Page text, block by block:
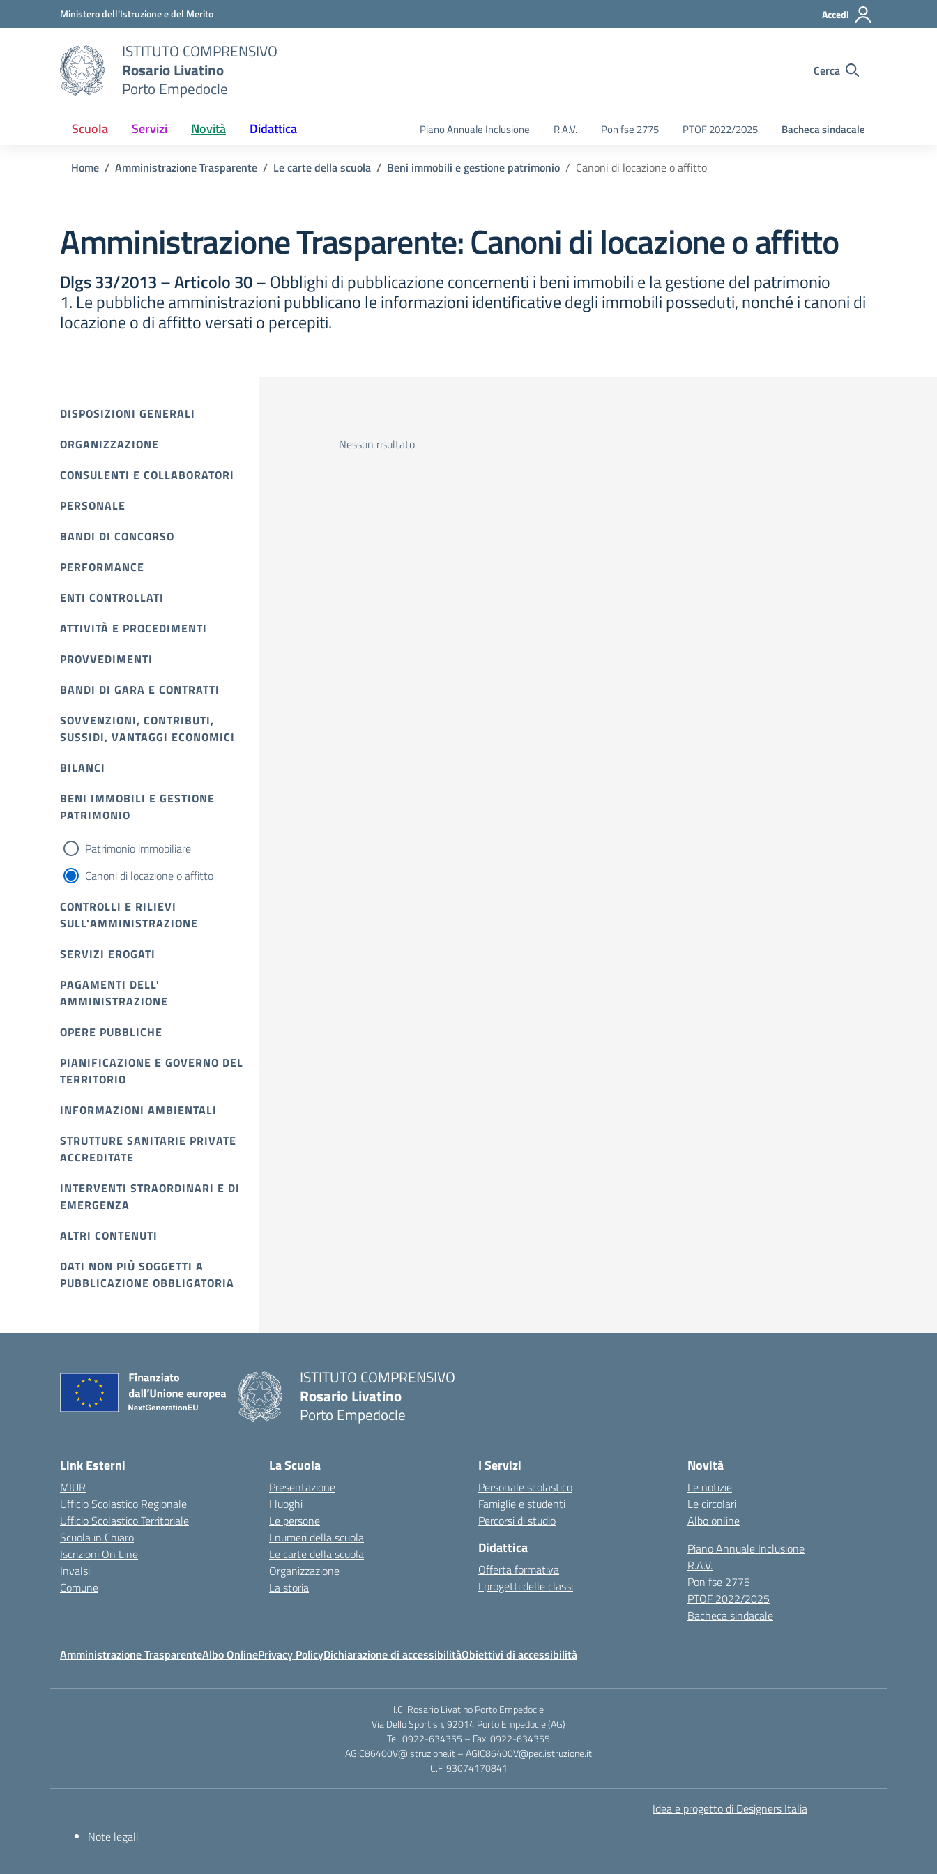
Vai ai contenuti
Vai al menu di navigazioneMinistero dell'Istruzione e del Merito Accedi
ISTITUTO COMPRENSIVO
Rosario Livatino
Porto Empedocle
Cerca
Scuola Servizi Novità Didattica Piano Annuale Inclusione R.A.V. Pon fse 2775 PTOF 2022/2025 Bacheca sindacale
Home Amministrazione Trasparente Le carte della scuola Beni immobili e gestione patrimonio Canoni di locazione o affitto
Amministrazione Trasparente:Canoni di locazione o affitto
Dlgs 33/2013 – Articolo 30– Obblighi di pubblicazione concernenti i beni immobili e la gestione del patrimonio
1. Le pubbliche amministrazioni pubblicano le informazioni identificative degli immobili posseduti, nonché i canoni di
locazione o di affitto versati o percepiti.
DISPOSIZIONI GENERALI
ORGANIZZAZIONE
CONSULENTI E COLLABORATORI
PERSONALE
BANDI DI CONCORSO
PERFORMANCE
ENTI CONTROLLATI
ATTIVITÀ E PROCEDIMENTI
PROVVEDIMENTI
BANDI DI GARA E CONTRATTI
SOVVENZIONI, CONTRIBUTI,
SUSSIDI, VANTAGGI ECONOMICI
BILANCI
BENI IMMOBILI E GESTIONE
PATRIMONIO
Patrimonio immobiliare
Canoni di locazione o affitto
CONTROLLI E RILIEVI
SULL'AMMINISTRAZIONE
SERVIZI EROGATI
PAGAMENTI DELL'
AMMINISTRAZIONE
OPERE PUBBLICHE
PIANIFICAZIONE E GOVERNO DEL
TERRITORIO
INFORMAZIONI AMBIENTALI
STRUTTURE SANITARIE PRIVATE
ACCREDITATE
INTERVENTI STRAORDINARI E DI
EMERGENZA
ALTRI CONTENUTI
DATI NON PIÙ SOGGETTI A
PUBBLICAZIONE OBBLIGATORIA
Nessun risultato
ISTITUTO COMPRENSIVO
Rosario Livatino
Porto Empedocle
Link Esterni
MIUR
Ufficio Scolastico Regionale
Ufficio Scolastico Territoriale
Scuola in Chiaro
Iscrizioni On Line
Invalsi
Comune
La Scuola
Presentazione
I luoghi
Le persone
I numeri della scuola
Le carte della scuola
Organizzazione
La storia
I Servizi
Personale scolastico
Famiglie e studenti
Percorsi di studio
Didattica
Offerta formativa
I progetti delle classi
Novità
Le notizie
Le circolari
Albo online
Piano Annuale Inclusione
R.A.V.
Pon fse 2775
PTOF 2022/2025
Bacheca sindacale
Amministrazione TrasparenteAlbo OnlinePrivacy PolicyDichiarazione di accessibilitàObiettivi di accessibilità
I.C. Rosario Livatino Porto Empedocle
Via Dello Sport sn, 92014 Porto Empedocle (AG)
Tel: 0922-634355 – Fax: 0922-634355
AGIC86400V@istruzione.it–AGIC86400V@pec.istruzione.it
C.F. 93074170841
Idea e progetto di Designers Italia
Note legali